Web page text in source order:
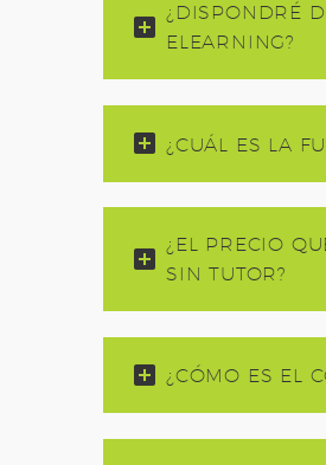
¿DISPONDRÉ
ELEARNING?
¿CUÁL ES LA
¿EL PRECIO
SIN TUTOR?
¿CÓMO ES EL